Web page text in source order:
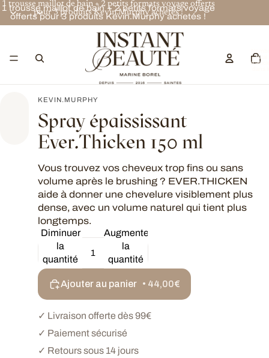
1 trousse maillot de bain + 2 petits formats voyage
offerts pour 3 produits Kevin.Murphy achetés !
1 trousse maillot de bain + 2 petits formats voyage offerts
pour 3 produits Kevin.Murphy achetés !
total
KEVIN.MURPHY
Spray épaississant
Ever.Thicken 150 ml
Vous trouvez vos cheveux trop fins ou sans
volume après le brushing ? EVER.THICKEN
aide à donner une chevelure visiblement plus
dense, avec un volume naturel qui tient plus
longtemps.
Diminuer
la
quantité
Augmenter
la
quantité
Ajouter au panier • 44,00€
✓ Livraison offerte dès 99€
✓ Paiement sécurisé
✓ Retours sous 14 jours